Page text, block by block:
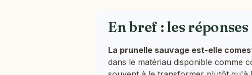
En bref : les
La prunelle sauvage est-elle
dans le matériau disponible comme